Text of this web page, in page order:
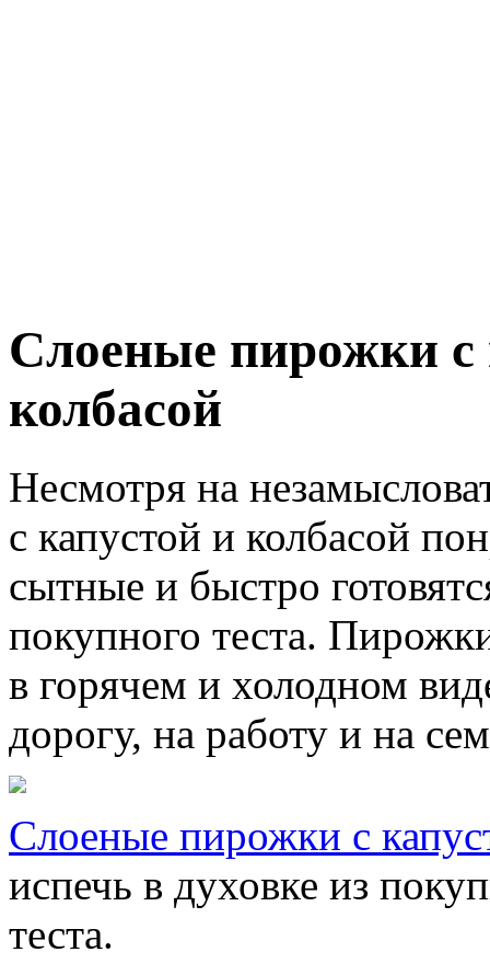
Слоеные пирожки с
колбасой
Несмотря на
с капустой и колбасой
сытные и быстро
покупного теста.
в горячем и холодном
дорогу, на работу и на
Слоеные пирожки с
испечь в духовке из
теста.